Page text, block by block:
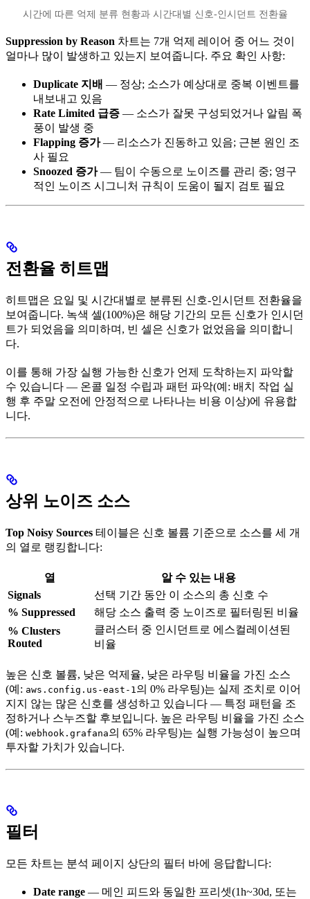
시간에 따른 억제 분류 현황과 시간대별 신호-인시던트 전환율
Suppression by Reason 차트는 7개 억제 레이어 중 어느 것이
얼마나 많이 발생하고 있는지 보여줍니다. 주요 확인 사항:
Duplicate 지배 — 정상; 소스가 예상대로 중복 이벤트를
내보내고 있음
Rate Limited 급증 — 소스가 잘못 구성되었거나 알림 폭
풍이 발생 중
Flapping 증가— 리소스가 진동하고 있음; 근본 원인 조
사 필요
Snoozed 증가— 팀이 수동으로 노이즈를 관리 중; 영구
적인 노이즈 시그니처 규칙이 도움이 될지 검토 필요
전환율 히트맵
히트맵은 요일 및 시간대별로 분류된 신호-인시던트 전환율을
보여줍니다. 녹색 셀(100%)은 해당 기간의 모든 신호가 인시던
트가 되었음을 의미하며, 빈 셀은 신호가 없었음을 의미합니
다.
이를 통해 가장 실행 가능한 신호가 언제 도착하는지 파악할
수 있습니다 — 온콜 일정 수립과 패턴 파악(예: 배치 작업 실
행 후 주말 오전에 안정적으로 나타나는 비용 이상)에 유용합
니다.
상위 노이즈 소스
Top Noisy Sources 테이블은 신호 볼륨 기준으로 소스를 세 개
의 열로 랭킹합니다:
열
알 수 있는 내용
Signals
선택 기간 동안 이 소스의 총 신호 수
% Suppressed
해당 소스 출력 중 노이즈로 필터링된 비율
% Clusters
Routed
클러스터 중 인시던트로 에스컬레이션된
비율
높은 신호 볼륨, 낮은 억제율, 낮은 라우팅 비율을 가진 소스
(예: aws.config.us-east-1 의 0% 라우팅)는 실제 조치로 이어
지지 않는 많은 신호를 생성하고 있습니다 — 특정 패턴을 조
정하거나 스누즈할 후보입니다. 높은 라우팅 비율을 가진 소스
(예: webhook.grafana의 65% 라우팅)는 실행 가능성이 높으며
투자할 가치가 있습니다.
필터
모든 차트는 분석 페이지 상단의 필터 바에 응답합니다:
Date range — 메인 피드와 동일한 프리셋(1h~30d, 또는